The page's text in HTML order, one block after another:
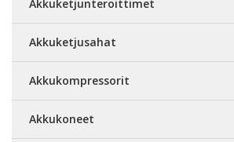
Akkuketjunteroittimet
Akkuketjusahat
Akkukompressorit
Akkukoneet